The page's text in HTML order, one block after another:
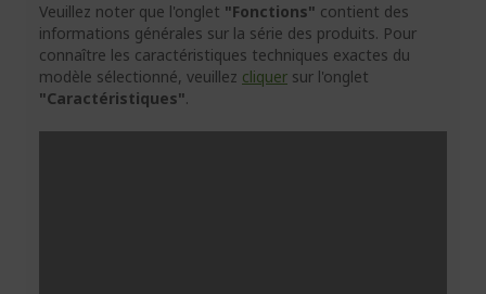
Veuillez noter que l'onglet "Fonctions" contient des
informations générales sur la série des produits. Pour
connaître les caractéristiques techniques exactes du
modèle sélectionné, veuillez cliquer sur l'onglet
"Caractéristiques".